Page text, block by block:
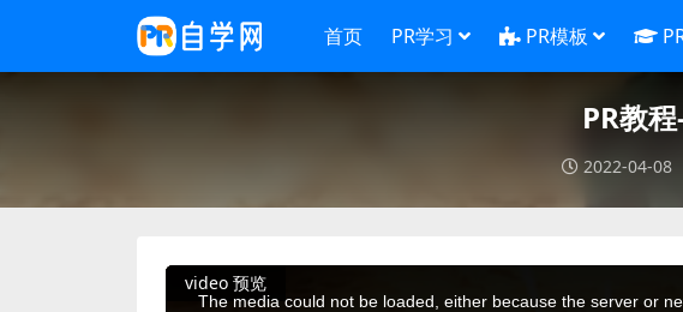
首页 PR学习 PR模板
PR教
2022-04-08
video 预览
This
The media could not be loaded, either because the server or